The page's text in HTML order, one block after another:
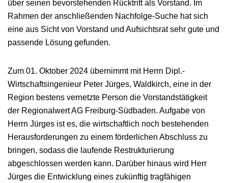
Das überregionale Netzwerk
Referenzen
Offene Stellen
Kontakt & Anfahrt
Downloads
Die Geschäftsberichte
über seinen bevorstehenden Rücktritt als Vorstand. Im
Rahmen der anschließenden Nachfolge-Suche hat sich
eine aus Sicht von Vorstand und Aufsichtsrat sehr gute und
passende Lösung gefunden.
Zum 01. Oktober 2024 übernimmt mit Herrn Dipl.-
Wirtschaftsingenieur Peter Jürges, Waldkirch, eine in der
Region bestens vernetzte Person die Vorstandstätigkeit
der Regionalwert AG Freiburg-Südbaden. Aufgabe von
Herrn Jürges ist es, die wirtschaftlich noch bestehenden
Herausforderungen zu einem förderlichen Abschluss zu
bringen, sodass die laufende Restrukturierung
abgeschlossen werden kann. Darüber hinaus wird Herr
Jürges die Entwicklung eines zukünftig tragfähigen